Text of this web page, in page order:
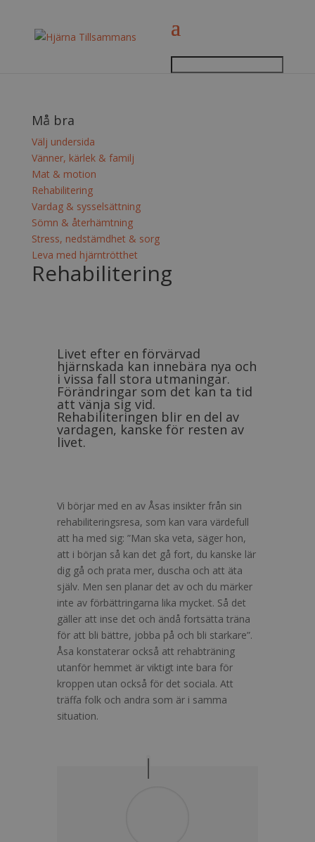
Må bra
Välj undersida
Vänner, kärlek & familj
Mat & motion
Rehabilitering
Vardag & sysselsättning
Sömn & återhämtning
Stress, nedstämdhet & sorg
Leva med hjärntrötthet
Rehabilitering
Livet efter en förvärvad
hjärnskada kan innebära nya och
i vissa fall stora utmaningar.
Förändringar som det kan ta tid
att vänja sig vid.
Rehabiliteringen blir en del av
vardagen, kanske för resten av
livet.
Vi börjar med en av Åsas insikter från sin
rehabiliteringsresa, som kan vara värdefull
att ha med sig: ”Man ska veta, säger hon,
att i början så kan det gå fort, du kanske lär
dig gå och prata mer, duscha och att äta
själv. Men sen planar det av och du märker
inte av förbättringarna lika mycket. Så det
gäller att inse det och ändå fortsätta träna
för att bli bättre, jobba på och bli starkare”.
Åsa konstaterar också att rehabträning
utanför hemmet är viktigt inte bara för
kroppen utan också för det sociala. Att
träffa folk och andra som är i samma
situation.